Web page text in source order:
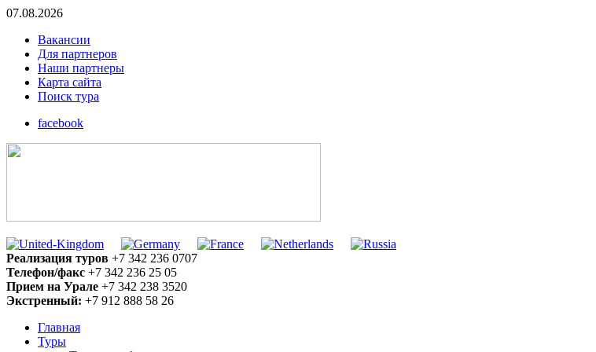
07.08.2026
Вакансии
Для партнеров
Наши партнеры
Карта сайта
Поиск тура
facebook
Реализация туров +7 342 236 0707
Телефон/факс +7 342 236 25 05
Прием на Урале +7 342 238 3520
Экстренный: +7 912 888 58 26
Главная
Туры